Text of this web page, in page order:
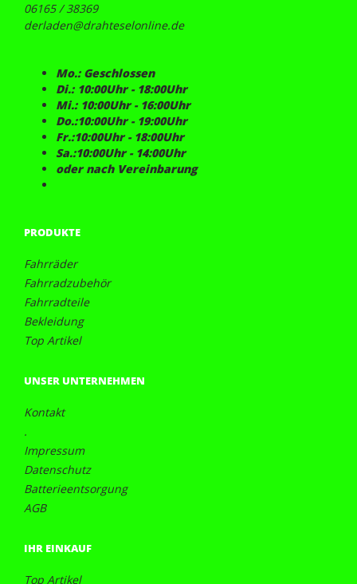
06165 / 38369
derladen@drahteselonline.de
Mo.: Geschlossen
Di.: 10:00Uhr - 18:00Uhr
Mi.: 10:00Uhr - 16:00Uhr
Do.:10:00Uhr - 19:00Uhr
Fr.:10:00Uhr - 18:00Uhr
Sa.:10:00Uhr - 14:00Uhr
oder nach Vereinbarung
PRODUKTE
Fahrräder
Fahrradzubehör
Fahrradteile
Bekleidung
Top Artikel
UNSER UNTERNEHMEN
Kontakt
.
Impressum
Datenschutz
Batterieentsorgung
AGB
IHR EINKAUF
Top Artikel